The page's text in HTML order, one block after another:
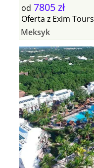
od 7805 zł
Oferta z Exim Tours
Meksyk